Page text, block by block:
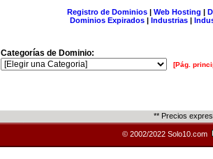
Registro de Dominios| Web Hosting |
Dominios Expirados | Industrias |
Categorías de Dominio:
[Pág.
** Precios
© 2002/2022 Solo10.com